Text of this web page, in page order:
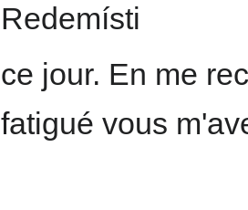
Redemísti
ce jour. En me
fatigué vous